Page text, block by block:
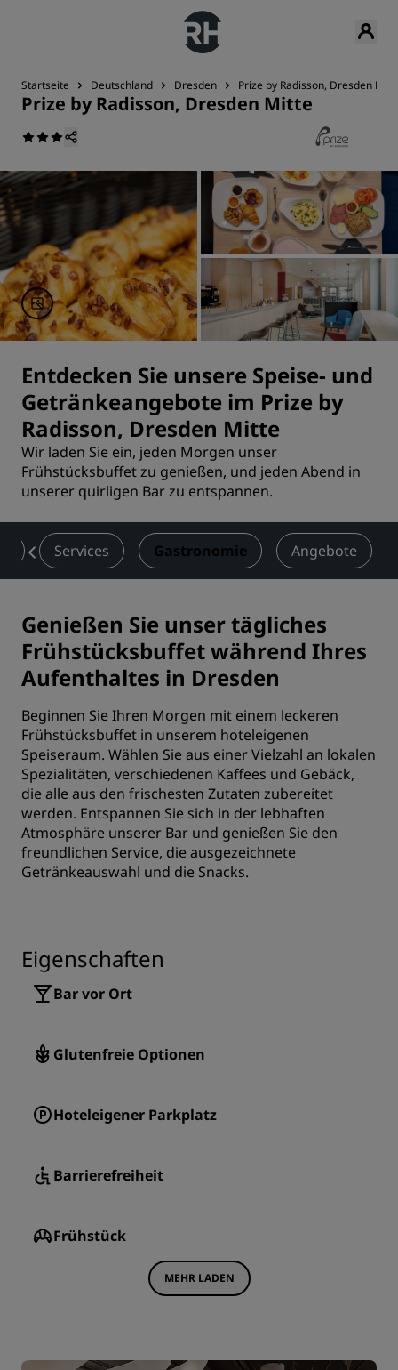
Startseite Deutschland Dresden Prize by Radisson, Dresden
Prize by Radisson, Dresden Mitte
Entdecken Sie unsere Speise- und
Getränkeangebote im Prize by
Radisson, Dresden Mitte
Wir laden Sie ein, jeden Morgen unser
Frühstücksbuffet zu genießen, und jeden Abend in
unserer quirligen Bar zu entspannen.
Services Gastronomie Angebote
Genießen Sie unser tägliches
Frühstücksbuffet während Ihres
Aufenthaltes in Dresden
Beginnen Sie Ihren Morgen mit einem leckeren
Frühstücksbuffet in unserem hoteleigenen
Speiseraum. Wählen Sie aus einer Vielzahl an lokalen
Spezialitäten, verschiedenen Kaffees und Gebäck,
die alle aus den frischesten Zutaten zubereitet
werden. Entspannen Sie sich in der lebhaften
Atmosphäre unserer Bar und genießen Sie den
freundlichen Service, die ausgezeichnete
Getränkeauswahl und die Snacks.
Eigenschaften
Bar vor Ort
Glutenfreie Optionen
Hoteleigener Parkplatz
Barrierefreiheit
Frühstück
MEHR LADEN